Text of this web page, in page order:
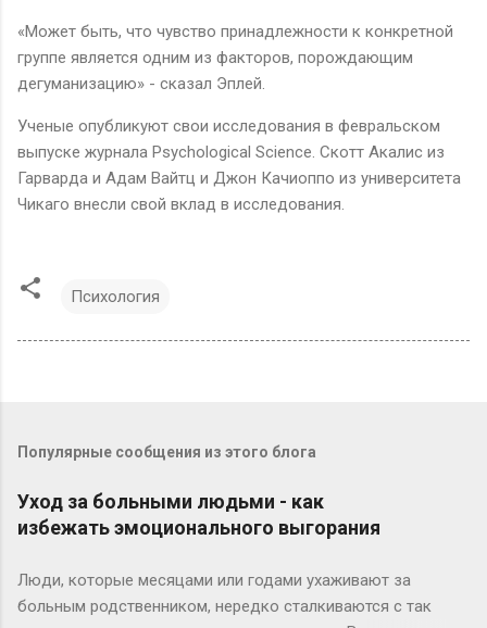
«Может быть, что чувство принадлежности к конкретной
группе является одним из факторов, порождающим
дегуманизацию» - сказал Эплей.
Ученые опубликуют свои исследования в февральском
выпуске журнала Psychological Science. Скотт Акалис из
Гарварда и Адам Вайтц и Джон Качиоппо из университета
Чикаго внесли свой вклад в исследования.
Психология
Популярные сообщения из этого блога
Уход за больными людьми - как
избежать эмоционального выгорания
Люди, которые месяцами или годами ухаживают за
больным родственником, нередко сталкиваются с так